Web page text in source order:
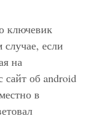
ключевик
случае, если
на
сайт об android
в